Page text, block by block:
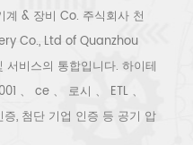
& 장비 Co. 주식회사 천
Co., Ltd of Quanzhou
비스의 통합입니다. 하이테
、 ce 、 로시 、 ETL 、
, 첨단 기업 인증 등 공기 압